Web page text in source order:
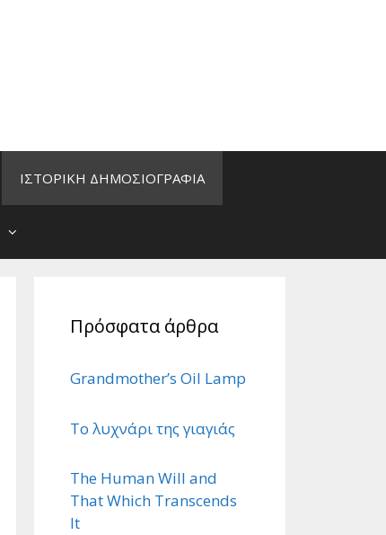
ΙΣΤΟΡΙΚΗ ΔΗΜΟΣΙΟΓΡΑΦΙΑ
Πρόσφατα άρθρα
Grandmother’s Oil Lamp
Το λυχνάρι της γιαγιάς
The Human Will and
That Which Transcends
It